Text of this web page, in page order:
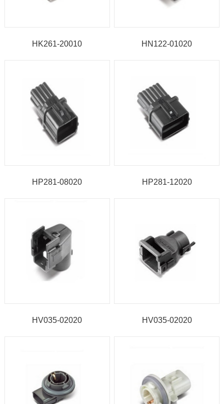
HK261-20010 HN122-01020
HP281-08020 HP281-12020
HV035-02020 HV035-02020